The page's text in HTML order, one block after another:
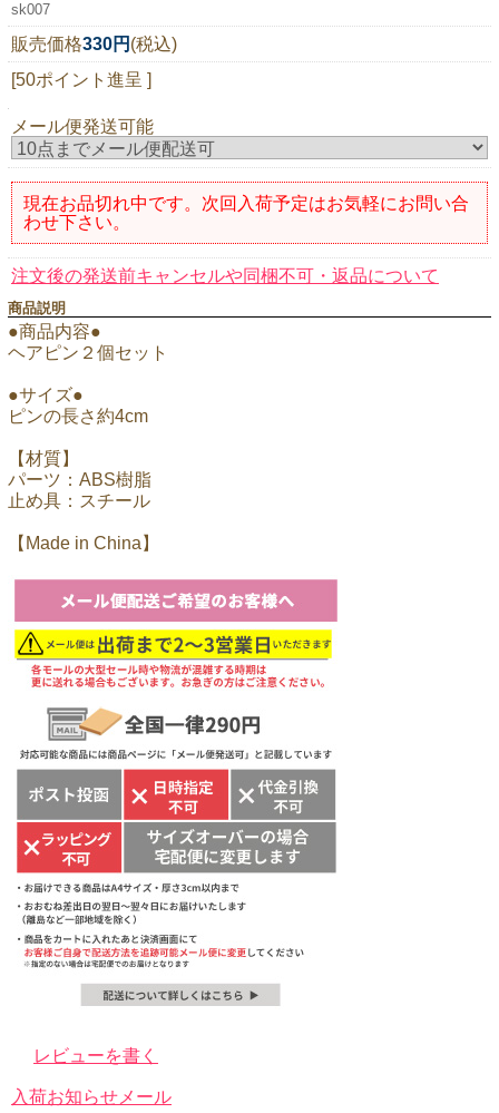
sk007
販売価格330円 (税込)
[50ポイント進呈 ]
メール便発送可能
現在お品切れ中です。次回入荷予定はお気軽にお問い合
わせ下さい。
注文後の発送前キャンセルや同梱不可・返品について
商品説明
●商品内容●
ヘアピン２個セット
●サイズ●
ピンの長さ約4cm
【材質】
パーツ：ABS樹脂
止め具：スチール
【Made in China】
レビューを書く
入荷お知らせメール